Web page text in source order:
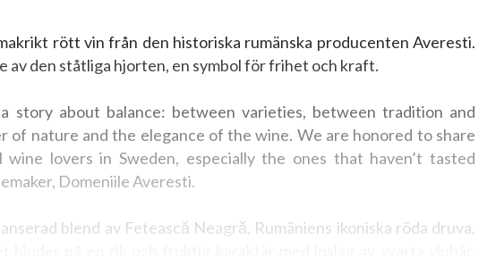
rött vin från den historiska rumänska producenten Averesti.
av den ståtliga hjorten, en symbol för frihet och kraft.
story about balance: between varieties, between tradition and
of nature and the elegance of the wine. We are honored to share
lovers in Sweden, especially the ones that haven’t tasted
Domeniile Averesti.
blend av Fetească Neagră, Rumäniens ikoniska röda druva,